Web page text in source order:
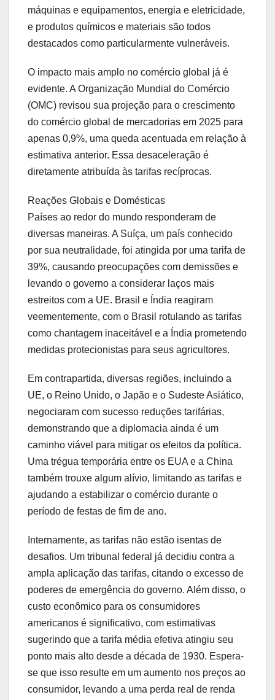
máquinas e equipamentos, energia e eletricidade,
e produtos químicos e materiais são todos
destacados como particularmente vulneráveis.
O impacto mais amplo no comércio global já é
evidente. A Organização Mundial do Comércio
(OMC) revisou sua projeção para o crescimento
do comércio global de mercadorias em 2025 para
apenas 0,9%, uma queda acentuada em relação à
estimativa anterior. Essa desaceleração é
diretamente atribuída às tarifas recíprocas.
Reações Globais e Domésticas
Países ao redor do mundo responderam de
diversas maneiras. A Suíça, um país conhecido
por sua neutralidade, foi atingida por uma tarifa de
39%, causando preocupações com demissões e
levando o governo a considerar laços mais
estreitos com a UE. Brasil e Índia reagiram
veementemente, com o Brasil rotulando as tarifas
como chantagem inaceitável e a Índia prometendo
medidas protecionistas para seus agricultores.
Em contrapartida, diversas regiões, incluindo a
UE, o Reino Unido, o Japão e o Sudeste Asiático,
negociaram com sucesso reduções tarifárias,
demonstrando que a diplomacia ainda é um
caminho viável para mitigar os efeitos da política.
Uma trégua temporária entre os EUA e a China
também trouxe algum alívio, limitando as tarifas e
ajudando a estabilizar o comércio durante o
período de festas de fim de ano.
Internamente, as tarifas não estão isentas de
desafios. Um tribunal federal já decidiu contra a
ampla aplicação das tarifas, citando o excesso de
poderes de emergência do governo. Além disso, o
custo econômico para os consumidores
americanos é significativo, com estimativas
sugerindo que a tarifa média efetiva atingiu seu
ponto mais alto desde a década de 1930. Espera-
se que isso resulte em um aumento nos preços ao
consumidor, levando a uma perda real de renda